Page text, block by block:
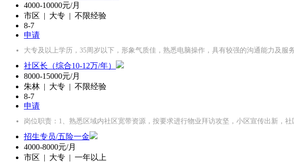
4000-10000元/月
市区 | 大专 | 不限经验
8-7
申请
大专及以上学历，35周岁以下，形象气质佳，熟悉电脑操作，具有较强的沟通能力及服
社区长（综合10-12万/年）
8000-15000元/月
朱林 | 大专 | 不限经验
8-7
申请
岗位职责：1、熟悉区域内社区宽带资源，按要求进行物业拜访攻坚，小区宣传出新，
招生专员/五险一金
4000-8000元/月
市区 | 大专 | 一年以上